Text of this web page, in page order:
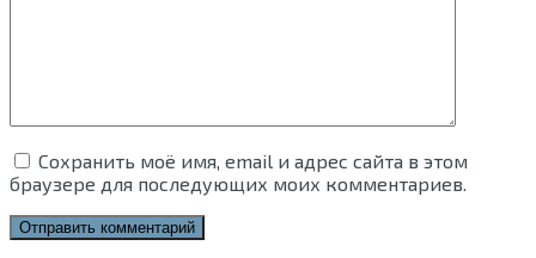
Сохранить моё имя, email и адрес сайта в этом
браузере для последующих моих комментариев.